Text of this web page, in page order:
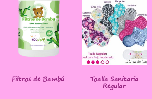
Filtros de Bambú Toalla Sanitaria
Regular